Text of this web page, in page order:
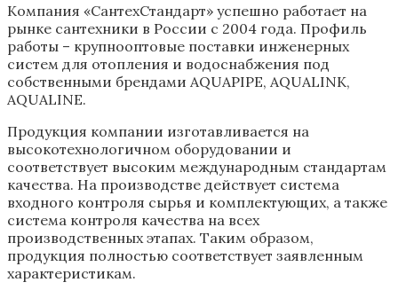
Компания «СантехСтандарт» успешно работает на
рынке сантехники в России с 2004 года. Профиль
работы – крупнооптовые поставки инженерных
систем для отопления и водоснабжения под
собственными брендами AQUAPIPE, AQUALINK,
AQUALINE.
Продукция компании изготавливается на
высокотехнологичном оборудовании и
соответствует высоким международным стандартам
качества. На производстве действует система
входного контроля сырья и комплектующих, а также
система контроля качества на всех
производственных этапах. Таким образом,
продукция полностью соответствует заявленным
характеристикам.